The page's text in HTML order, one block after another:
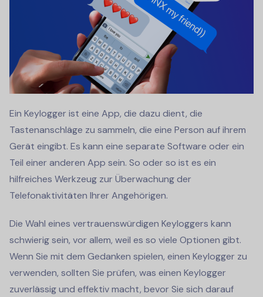
Ein Keylogger ist eine App, die dazu dient, die
Tastenanschläge zu sammeln, die eine Person auf ihrem
Gerät eingibt. Es kann eine separate Software oder ein
Teil einer anderen App sein. So oder so ist es ein
hilfreiches Werkzeug zur Überwachung der
Telefonaktivitäten Ihrer Angehörigen.
Die Wahl eines vertrauenswürdigen Keyloggers kann
schwierig sein, vor allem, weil es so viele Optionen gibt.
Wenn Sie mit dem Gedanken spielen, einen Keylogger zu
verwenden, sollten Sie prüfen, was einen Keylogger
zuverlässig und effektiv macht, bevor Sie sich darauf